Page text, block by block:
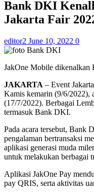
Bank DKI
Jakarta Fair
editor2 June 10, 2022 0
JakOne Mobile dikenalkan
JAKARTA – Event
Kamis kemarin (9/6/2022),
(17/7/2022). Berbagai
termasuk Bank DKI.
Pada acara tersebut, Bank
pengalaman bertransaksi
aplikasi generasi muda
untuk melakukan berbagai
Aplikasi JakOne Pay
pay QRIS, serta aktivitas